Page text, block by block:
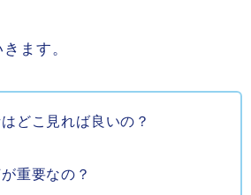
ます。
どこ見れば良いの？
重要なの？